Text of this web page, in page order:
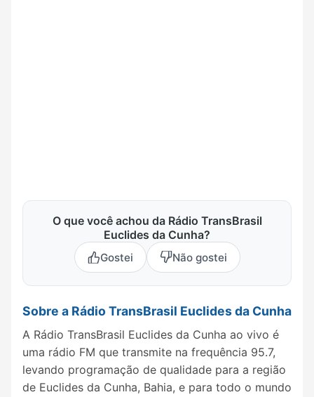
O que você achou da Rádio TransBrasil
Euclides da Cunha?
Gostei Não gostei
Sobre a Rádio TransBrasil Euclides da Cunha
A Rádio TransBrasil Euclides da Cunha ao vivo é
uma rádio FM que transmite na frequência 95.7,
levando programação de qualidade para a região
de Euclides da Cunha, Bahia, e para todo o mundo